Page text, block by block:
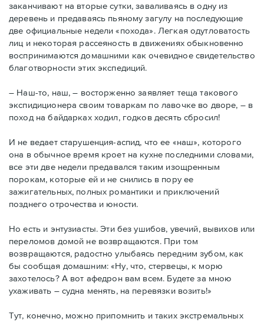
заканчивают на вторые сутки, заваливаясь в одну из
деревень и предаваясь пьяному загулу на последующие
две официальные недели «похода». Легкая одутловатость
лиц и некоторая рассеяность в движениях обыкновенно
воспринимаются домашними как очевидное свидетельство
благотворности этих экспедиций.
– Наш-то, наш, – восторженно заявляет теща такового
экспидиционера своим товаркам по лавочке во дворе, – в
поход на байдарках ходил, годков десять сбросил!
И не ведает старушенция-аспид, что ее «наш», которого
она в обычное время кроет на кухне последними словами,
все эти две недели предавался таким изощренным
порокам, которые ей и не снились в пору ее
зажигательных, полных романтики и приключений
позднего отрочества и юности.
Но есть и энтузиасты. Эти без ушибов, увечий, вывихов или
переломов домой не возвращаются. При том
возвращаются, радостно улыбаясь передним зубом, как
бы сообщая домашним: «Ну, что, стервецы, к морю
захотелось? А вот афедрон вам всем. Будете за мною
ухаживать – судна менять, на перевязки возить!»
Тут, конечно, можно припомнить и таких экстремальных